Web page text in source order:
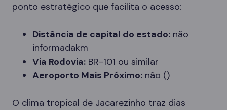
ponto estratégico que facilita o acesso:
Distância de capital do estado: não
informadakm
Via Rodovia: BR-101 ou similar
Aeroporto Mais Próximo: não ()
O clima tropical de Jacarezinho traz dias